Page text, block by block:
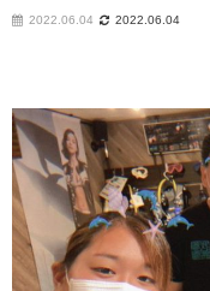
2022.06.04 2022.06.04